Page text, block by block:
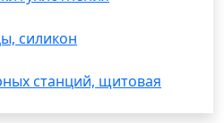
силикон
станций, щитовая